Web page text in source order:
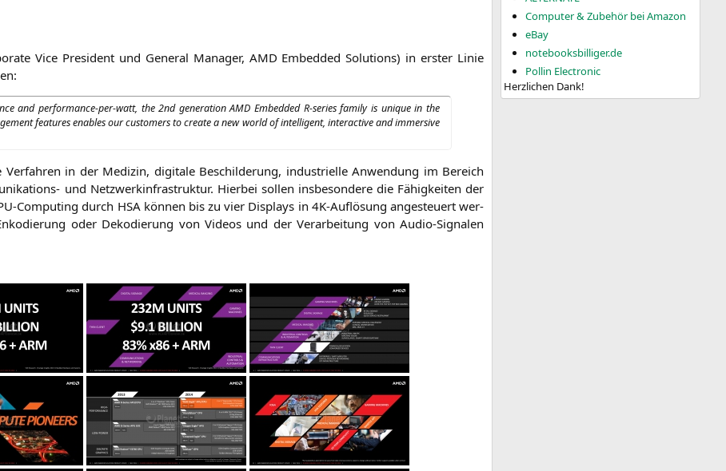
Vice Pre­si­dent und Gene­ral Mana­ger, AMD Embedded Solu­ti­ons) in ers­ter Linie
and per­for­mance-per-watt, the 2nd gene­ra­ti­onAMD Embedded R‑series fami­ly is uni­que in the
fea­tures enables our cus­to­mers to crea­te a new world of intel­li­gent, inter­ac­ti­ve and immersi­ve
Ver­fah­ren in der Medi­zin, digi­ta­le Beschil­de­rung, indus­tri­el­le Anwen­dung im Bereich
und Netz­werk­in­fra­struk­tur. Hier­bei sol­len ins­be­son­de­re die Fähig­kei­ten der
Com­pu­ting durch HSAkön­nen bis zu vier Dis­plays in 4K-Auf­lö­sung ange­steu­ert wer­
oder Deko­die­rung von Vide­os und der Ver­ar­bei­tung von Audio-Signa­len
Computer & Zubehör bei Amazon
eBay
notebooksbilliger.de
Pollin Electronic
Herzlichen Dank!